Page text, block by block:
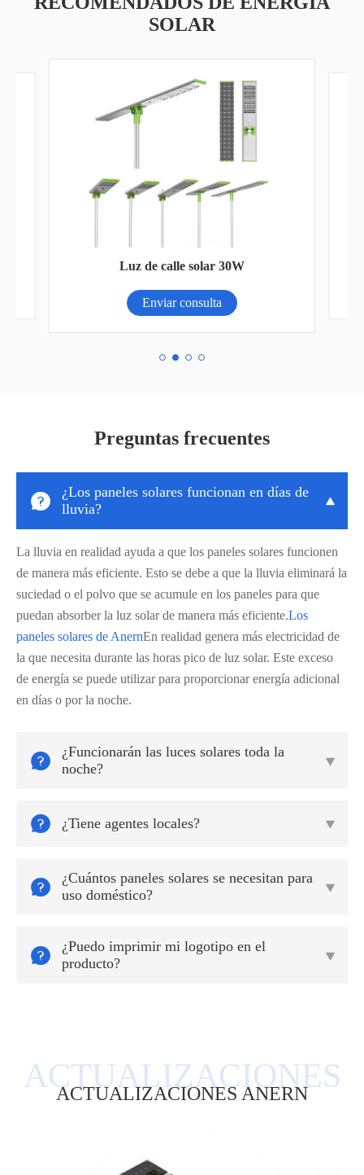
SOLAR
Luz de calle solar 30W
Enviar consulta
Preguntas frecuentes

¿Los paneles solares funcionan en días de
lluvia?

La lluvia en realidad ayuda a que los paneles solares funcionen
de manera más eficiente. Esto se debe a que la lluvia eliminará la
suciedad o el polvo que se acumule en los paneles para que
puedan absorber la luz solar de manera más eficiente.Los
paneles solares de AnernEn realidad genera más electricidad de
la que necesita durante las horas pico de luz solar. Este exceso
de energía se puede utilizar para proporcionar energía adicional
en días o por la noche.

¿Funcionarán las luces solares toda la
noche?

 ¿Tiene agentes locales? 

¿Cuántos paneles solares se necesitan para
uso doméstico?


¿Puedo imprimir mi logotipo en el
producto?

ACTUALIZACIONES ANERN